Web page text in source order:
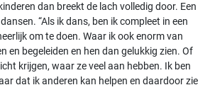
dan breekt de lach volledig door. Een
“Als ik dans, ben ik compleet in een
om te doen. Waar ik ook enorm van
en begeleiden en hen dan gelukkig zien. Of
krijgen, waar ze veel aan hebben. Ik ben
dat ik anderen kan helpen en daardoor zie